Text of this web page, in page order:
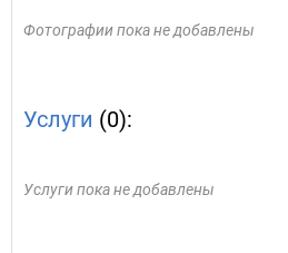
Фотографии пока не добавлены
Услуги (0):
Услуги пока не добавлены